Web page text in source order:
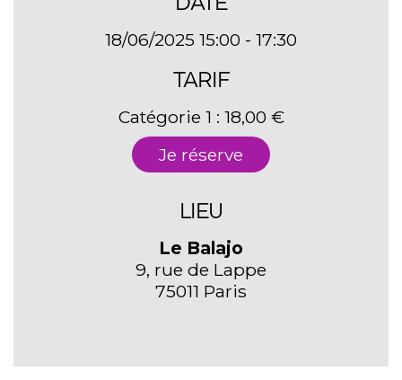
18/06/2025 15:00 - 17:30
TARIF
Catégorie 1 : 18,00 €
Je réserve
LIEU
Le Balajo
9, rue de Lappe
75011 Paris